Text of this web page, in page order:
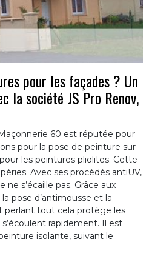
pour les façades ? Un
la société JS Pro Renov,
60 est réputée pour
pour la pose de peinture sur
les peintures pliolites. Cette
Avec ses procédés antiUV,
ne s’écaille pas. Grâce aux
pose d’antimousse et la
tout cela protège les
rapidement. Il est
isolante, suivant le